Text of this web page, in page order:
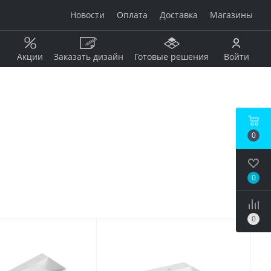
Новости Оплата Доставка Магазины
Акции Заказать дизайн Готовые решения Войти
0
0
0